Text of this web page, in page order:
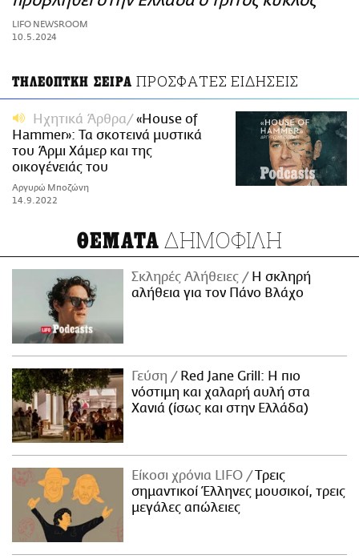
ΑΜΠΑ
PRINT
LIFO NEWSROOM
10.5.2024
ΤΗΛΕΟΠΤΚΗ ΣΕΙΡΑ ΠΡΟΣΦΑΤΕΣ ΕΙΔΗΣΕΙΣ
Ηχητικά Άρθρα
«House of
Hammer»: Τα σκοτεινά μυστικά
του Άρμι Χάμερ και της
οικογένειάς του
Αργυρώ Μποζώνη
14.9.2022
ΘΕΜΑΤΑ ΔΗΜΟΦΙΛΗ
Σκληρές Αλήθειες
H σκληρή
αλήθεια για τον Πάνο Βλάχο
Γεύση
Red Jane Grill: Η πιο
νόστιμη και χαλαρή αυλή στα
Χανιά (ίσως και στην Ελλάδα)
Είκοσι χρόνια LIFO
Tρεις
σημαντικοί Έλληνες μουσικοί, τρεις
μεγάλες απώλειες